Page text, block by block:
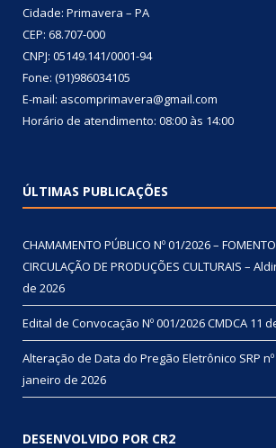
Cidade: Primavera – PA
CEP: 68.707-000
CNPJ: 05149.141/0001-94
Fone: (91)986034105
E-mail: ascomprimavera@gmail.com
Horário de atendimento: 08:00 às 14:00
ÚLTIMAS PUBLICAÇÕES
CHAMAMENTO PÚBLICO Nº 01/2026 –
CIRCULAÇÃO DE PRODUÇÕES CULTURAIS –
de 2026
Edital de Convocação Nº 001/2026 CMDCA 11
Alteração de Data do Pregão Eletrônico SRP nº
janeiro de 2026
DESENVOLVIDO POR CR2